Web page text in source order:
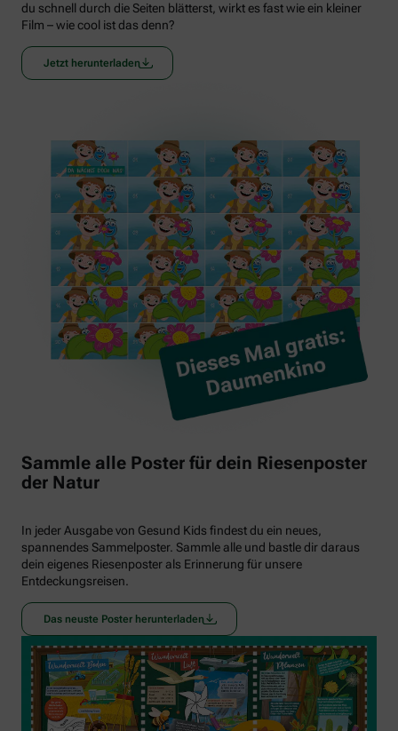
du schnell durch die Seiten blätterst, wirkt es fast wie ein kleiner
Film – wie cool ist das denn?
Jetzt herunterladen
Sammle alle Poster für dein Riesenposter
der Natur
In jeder Ausgabe von Gesund Kids findest du ein neues,
spannendes Sammelposter. Sammle alle und bastle dir daraus
dein eigenes Riesenposter als Erinnerung für unsere
Entdeckungsreisen.
Das neuste Poster herunterladen